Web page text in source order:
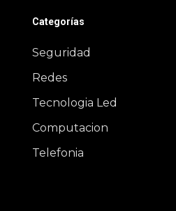
Categorías
Seguridad
Redes
Tecnologia Led
Computacion
Telefonia